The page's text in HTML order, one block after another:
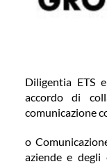
Diligentia ETS
accordo di
comunicazione
o
aziende e